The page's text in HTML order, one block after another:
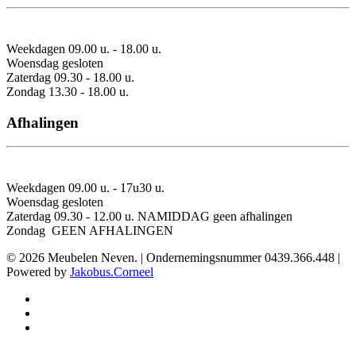
Weekdagen 09.00 u. - 18.00 u.
Woensdag gesloten
Zaterdag 09.30 - 18.00 u.
Zondag 13.30 - 18.00 u.
Afhalingen
Weekdagen 09.00 u. - 17u30 u.
Woensdag gesloten
Zaterdag 09.30 - 12.00 u. NAMIDDAG geen afhalingen
Zondag GEEN AFHALINGEN
© 2026 Meubelen Neven. | Ondernemingsnummer 0439.366.448 |
Powered by Jakobus.Corneel